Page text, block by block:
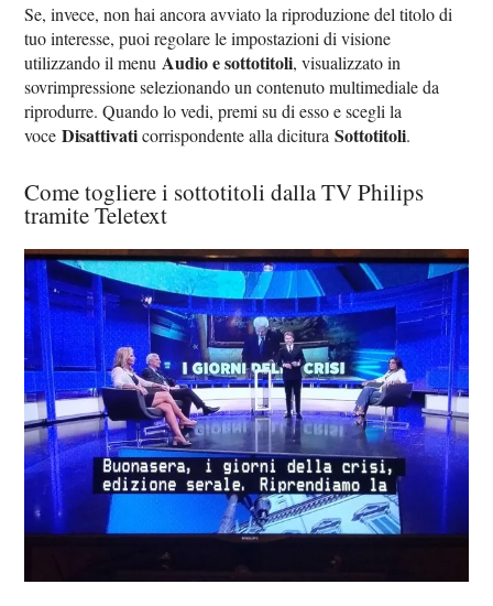
Se, invece, non hai ancora avviato la riproduzione del titolo di
tuo interesse, puoi regolare le impostazioni di visione
utilizzando il menu Audio e sottotitoli, visualizzato in
sovrimpressione selezionando un contenuto multimediale da
riprodurre. Quando lo vedi, premi su di esso e scegli la
voceDisattivaticorrispondente alla dicituraSottotitoli.
Come togliere i sottotitoli dalla TV Philips
tramite Teletext